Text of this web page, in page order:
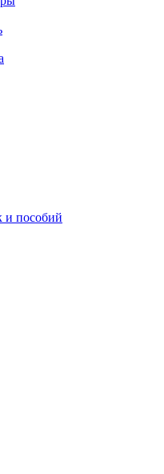
и пособий